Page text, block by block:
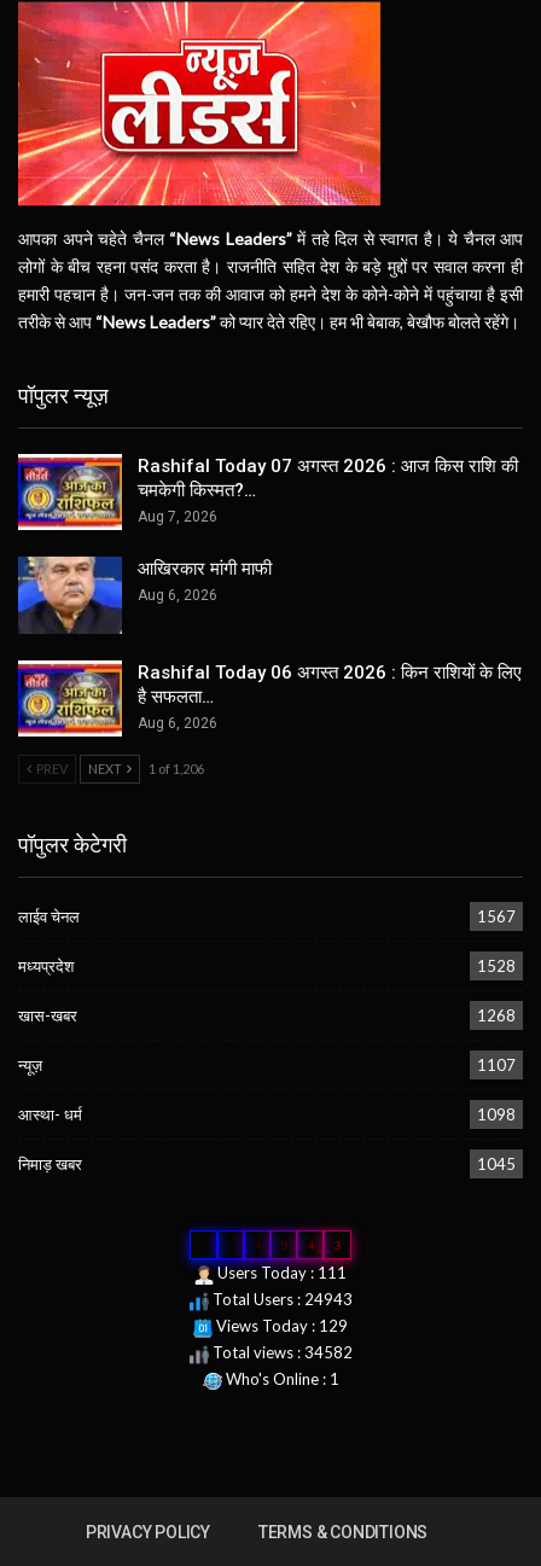
आपका अपने चहेते चैनल “News Leaders”में तहे दिल से स्वागत है। ये चैनल आप
लोगों के बीच रहना पसंद करता है। राजनीति सहित देश के बड़े मुद्दों पर सवाल करना ही
हमारी पहचान है। जन-जन तक की आवाज को हमने देश के कोने-कोने में पहुंचाया है इसी
तरीके से आप “News Leaders”को प्यार देते रहिए। हम भी बेबाक, बेखौफ बोलते रहेंगे।
पॉपुलर न्यूज़
Rashifal Today 07 अगस्त 2026 : आज किस राशि की
चमकेगी किस्मत?…
Aug 7, 2026
आखिरकार मांगी माफी
Aug 6, 2026
Rashifal Today 06 अगस्त 2026 : किन राशियों के लिए
है सफलता…
Aug 6, 2026
PREV NEXT 1 of 1,206
पॉपुलर केटेगरी
लाईव चेनल 1567
मध्यप्रदेश 1528
खास-खबर 1268
न्यूज़ 1107
आस्था- धर्म 1098
निमाड़ खबर 1045
4 9 4 3
Users Today : 111
Total Users : 24943
Views Today : 129
Total views : 34582
Who's Online : 1
PRIVACY POLICY TERMS & CONDITIONS